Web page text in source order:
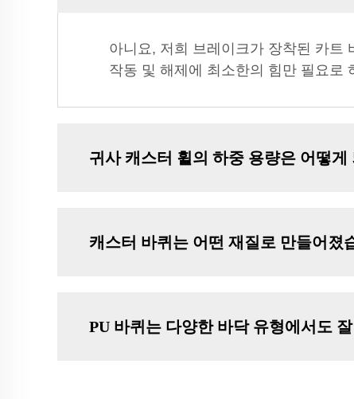
아니요, 저희 브레이크가 장착된 카트
작동 및 해제에 최소한의 힘만 필요로
귀사 캐스터 휠의 하중 용량은 어떻게
캐스터 바퀴는 어떤 재질로 만들어졌
PU 바퀴는 다양한 바닥 유형에서도